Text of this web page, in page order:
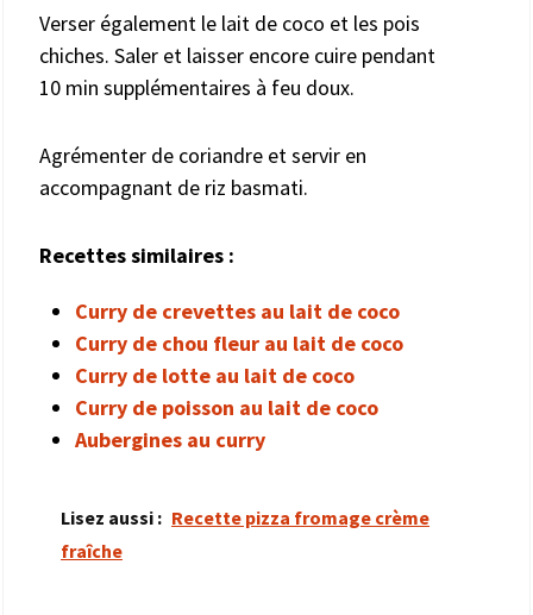
Verser également le lait de coco et les pois
chiches. Saler et laisser encore cuire pendant
10 min supplémentaires à feu doux.
Agrémenter de coriandre et servir en
accompagnant de riz basmati.
Recettes similaires :
Curry de crevettes au lait de coco
Curry de chou fleur au lait de coco
Curry de lotte au lait de coco
Curry de poisson au lait de coco
Aubergines au curry
Lisez aussi : Recette pizza fromage crème
fraîche